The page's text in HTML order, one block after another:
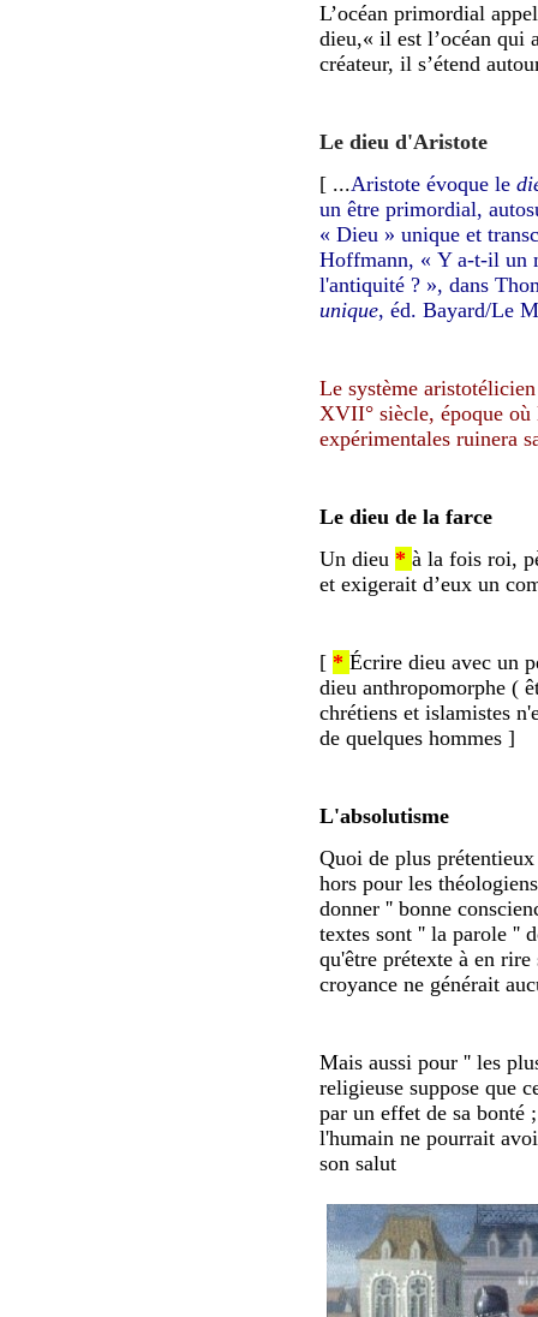
L’océan primordial
dieu,« il est l’océan qui
créateur, il s’étend
Le dieu d'Aristote
[ ...Aristote évoque le
un être primordial,
« Dieu » unique et
Hoffmann, « Y a-t-il un
l'antiquité ? », dans
unique, éd. Bayard/Le
Le système
XVII° siècle, époque où
expérimentales ruinera
Le dieu de la farce
Un dieu * à la fois roi,
et exigerait d’eux un
[ * Écrire dieu avec un
dieu anthropomorphe (
chrétiens et islamistes
de quelques hommes ]
L'absolutisme
Quoi de plus
hors pour les
donner '' bonne
textes sont '' la parole ''
qu'être prétexte à en
croyance ne générait
Mais aussi pour '' les
religieuse suppose que
par un effet de sa bonté
l'humain ne pourrait
son salut